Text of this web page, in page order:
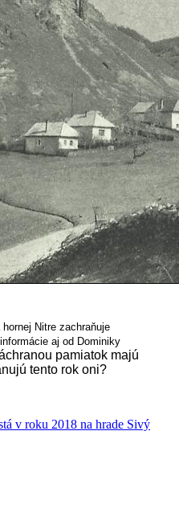
Nitre zachraňuje
aj od Dominiky
pamiatok majú
tento rok oni?
v roku 2018 na hrade Sivý